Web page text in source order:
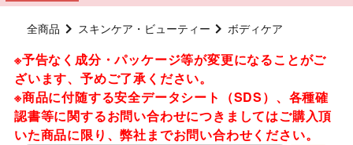
全商品 スキンケア・ビューティー ボディケア
※予告なく成分・パッケージ等が変更になることがご
ざいます、予めご了承ください。
※商品に付随する安全データシート（SDS）、各種確
認書等に関するお問い合わせにつきましてはご購入頂
いた商品に限り、弊社までお問い合わせください。